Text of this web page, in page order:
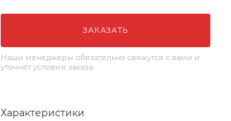
ЗАКАЗАТЬ
Наши менеджеры обязательно свяжутся с вами и
уточнят условия заказа
Характеристики